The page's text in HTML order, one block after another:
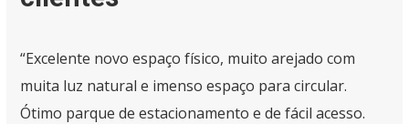
“Excelente novo espaço físico, muito arejado com
muita luz natural e imenso espaço para circular.
Ótimo parque de estacionamento e de fácil acesso.